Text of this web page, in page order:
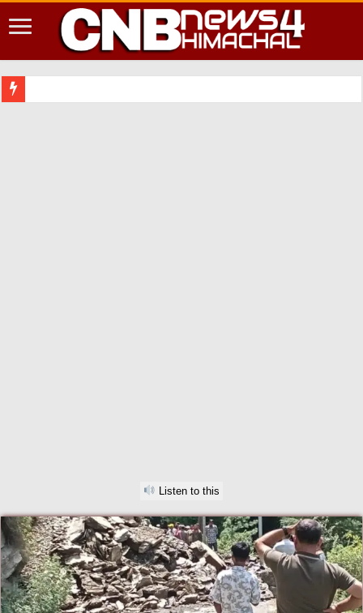
Listen to this